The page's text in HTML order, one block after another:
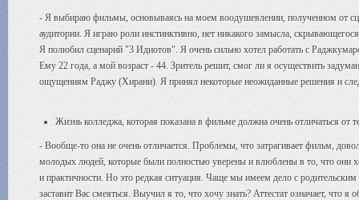
- Я выбираю фильмы, основываясь на моем воодушевлении, полученном от
аудитории. Я играю роли инстинктивно, нет никакого замысла,
Я полюбил сценарий "3 Идиотов". Я очень сильно хотел работать с
Ему 22 года, а мой возраст - 44. Зритель решит, смог ли я осуществить
ощущениям Раджу (Хирани). Я принял некоторые неожиданные решения и
Жизнь колледжа, которая показана в фильме должна очень отличаться
- Вообще-то она не очень отличается. Проблемы, что затрагивает фильм,
молодых людей, которые были полностью уверены и влюблены в то, что они
и практичности. Но это редкая ситуация. Чаще мы имеем дело с
заставит Вас смеяться. Выучил я то, что хочу знать? Аттестат означает, что